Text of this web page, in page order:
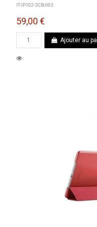
IT-IP102-SCB-003
59,00 €
Ajouter au